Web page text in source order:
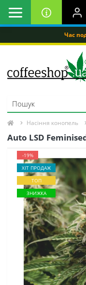
Час
Насіння конопель
Auto LSD
-19%
ХІТ ПРОДАЖ
ТОП
ЗНИЖКА